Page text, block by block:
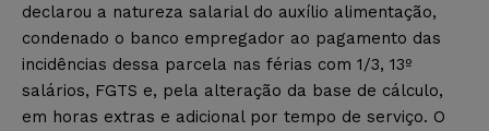
declarou a natureza salarial do auxílio alimentação,
condenado o banco empregador ao pagamento das
incidências dessa parcela nas férias com 1/3, 13º
salários, FGTS e, pela alteração da base de cálculo,
em horas extras e adicional por tempo de serviço. O